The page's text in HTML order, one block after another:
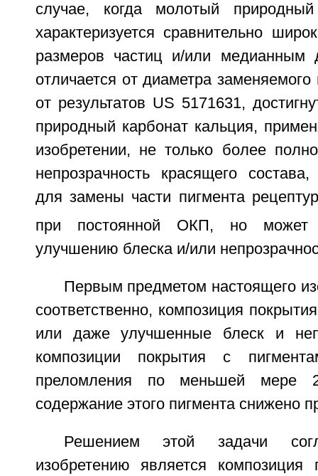
случае, когда молотый
характеризуется сравнительно
размеров частиц и/или медианным
отличается от диаметра
от результатов US 5171631,
природный карбонат кальция,
изобретении, не только более
непрозрачность красящего состава,
для замены части пигмента
при постоянной ОКП, но может
улучшению блеска и/или
Первым предметом настоящего
соответственно, композиция
или даже улучшенные блеск и
композиции покрытия с
преломления по меньшей мере
содержание этого пигмента снижено
Решением этой задачи
изобретению является